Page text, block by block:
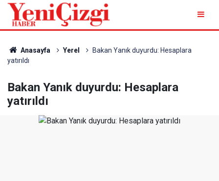
Anasayfa Yerel
Bakan Yanık duyurdu: Hesaplara
yatırıldı
Bakan Yanık duyurdu: Hesaplara
yatırıldı